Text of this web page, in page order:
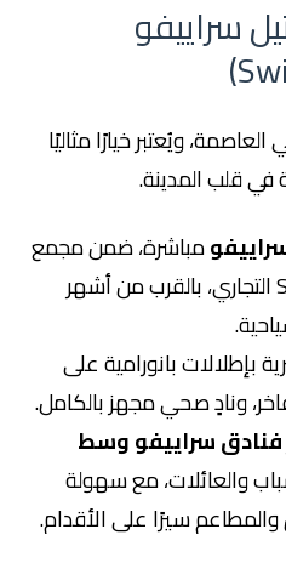
سراييفو
ويُعتبر خيارًا مثاليًا
في قلب المدينة.
مباشرة، ضمن مجمع
Sarajevo City Center التجاري، بالقرب من أشهر
بإطلالات بانورامية على
ونادٍ صحي مجهز بالكامل.
فنادق سراييفو وسط
والعائلات، مع سهولة
سيرًا على الأقدام.